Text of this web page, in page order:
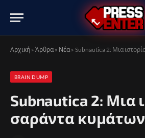
Αρχική » Άρθρα » Νέα » Subnautica 2: Μια
BRAIN DUMP
Subnautica 2: Μια
σαράντα κυμάτων